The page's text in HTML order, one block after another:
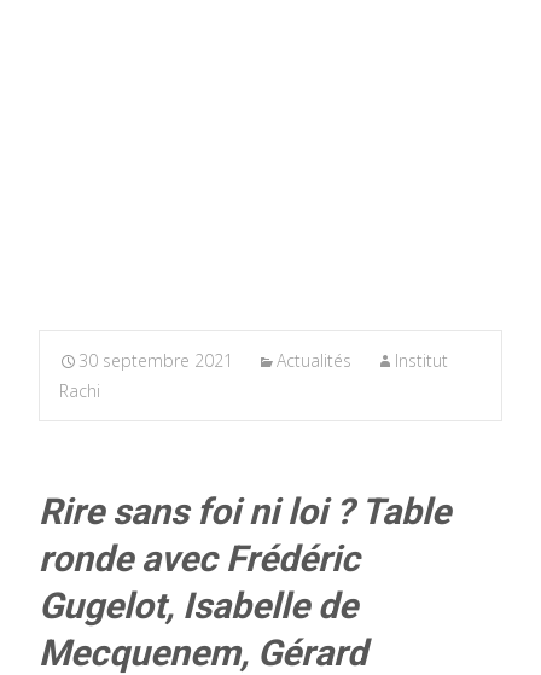
30 septembre 2021 Actualités
Institut
Rachi
Rire sans foi ni loi ? Table
ronde avec Frédéric
Gugelot, Isabelle de
Mecquenem, Gérard